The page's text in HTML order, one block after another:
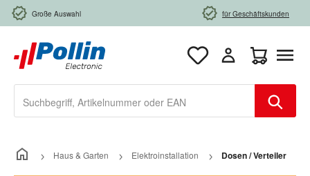
Zum Hauptinhalt springen
Große Auswahl für Geschäftskunden
Haus & Garten Elektroinstallation Dosen / Verteiler